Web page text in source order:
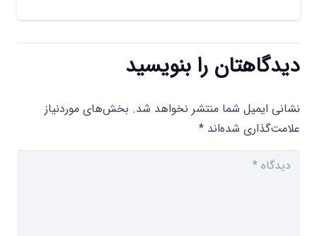
دیدگاهتان را بنویسید
نشانی ایمیل شما منتشر نخواهد شد. بخش‌های موردنیاز
علامت‌گذاری شده‌اند *